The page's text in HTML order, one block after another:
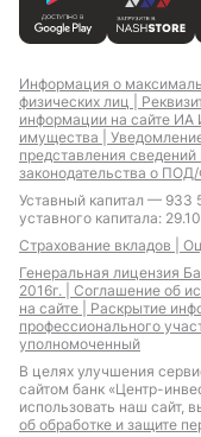
Информация о
физических лиц |
информации на сайте ИА
имущества |
представления
законодательства о
Уставный капитал — 933
уставного капитала:
Страхование вкладов |
Генеральная лицензия
2016г. | Соглашение об
на сайте | Раскрытие
профессионального
уполномоченный
В целях улучшения
сайтом банк «Центр-
использовать наш сайт,
об обработке и защите